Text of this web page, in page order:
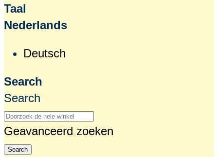
Taal
Nederlands
Deutsch
Search
Search
Geavanceerd zoeken
Search